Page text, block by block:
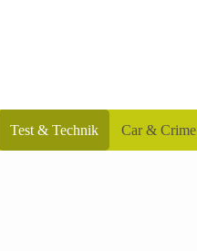
Test & Technik Car & Crime